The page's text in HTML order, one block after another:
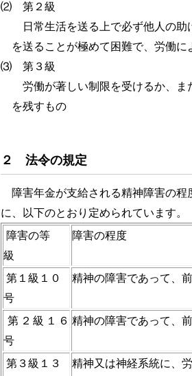
⑵ 第２級
日常生活を送る上で必ず他人の助
を送ることが極めて困難で、労働
⑶ 第３級
労働が著しい制限を受けるか、ま
を残すもの
２ 法令の規定
障害年金が支給される精神障害の程
に、以下のとおり定められています。
障害の等
級
障害の程度
第１級１０
号
精神の障害であって、
第２級１６
号
精神の障害であって、
第３級１３
精神又は神経系統に、